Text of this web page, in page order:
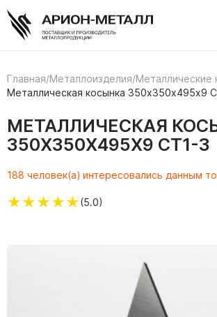
Главная/Металлоизделия/Металлические
Металлическая косынка 350х350х495х9
МЕТАЛЛИЧЕСКАЯ
350Х350Х495Х9 СТ1-3
188 человек(а) интересовались данным
★★★★★(5.0)